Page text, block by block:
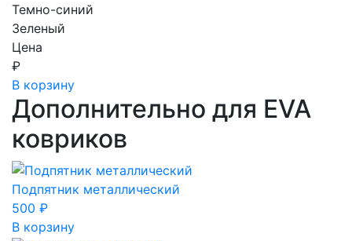
Темно-синий
Зеленый
Цена
₽
В корзину
Дополнительно для EVA
ковриков
Подпятник металлический
500 ₽
В корзину